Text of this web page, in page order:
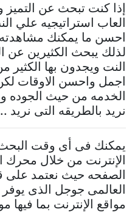
إذا كنت تبحث عن التميز
العاب استراتيجيه علي
احسن ما يمكنك مشاهدته
لذلك يبحث الكثيرين عن
النت ويجدون بها الكثير
اجمل واحسن الاوقات لكن
الخدمه من حيث الجوده
نريد بالطريقه التى نريد ..
يمكنك فى أى وقت
الإنترنت من خلال محرك
الصفحه حيث نعتمد على
العالمى جوجل الذى يوفر
مواقع الإنترنت بما فيها